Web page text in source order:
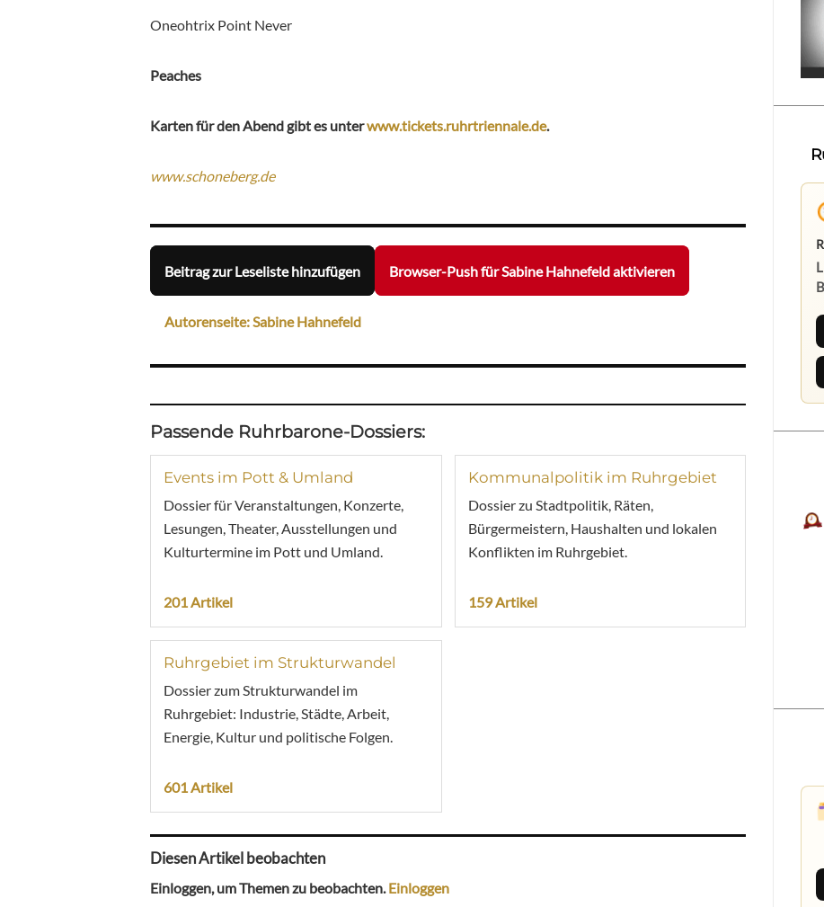
Oneohtrix Point Never
Peaches
Karten für den Abend gibt es unterwww.tickets.ruhrtriennale.de.
www.schoneberg.de
Beitrag zur Leseliste hinzufügen Browser-Push für Sabine Hahnefeld aktivieren
Autorenseite: Sabine Hahnefeld
Passende Ruhrbarone-Dossiers:
Events im Pott & Umland
Dossier für Veranstaltungen, Konzerte,
Lesungen, Theater, Ausstellungen und
Kulturtermine im Pott und Umland.
201 Artikel
Kommunalpolitik im Ruhrgebiet
Dossier zu Stadtpolitik, Räten,
Bürgermeistern, Haushalten und lokalen
Konflikten im Ruhrgebiet.
159 Artikel
Ruhrgebiet im Strukturwandel
Dossier zum Strukturwandel im
Ruhrgebiet: Industrie, Städte, Arbeit,
Energie, Kultur und politische Folgen.
601 Artikel
Diesen Artikel beobachten
Einloggen, um Themen zu beobachten. Einloggen